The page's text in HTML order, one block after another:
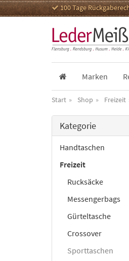
100 Tage
Marken
Start Shop Freizeit
Kategorie
Handtaschen
Freizeit
Rucksäcke
Messengerbags
Gürteltasche
Crossover
Sporttaschen